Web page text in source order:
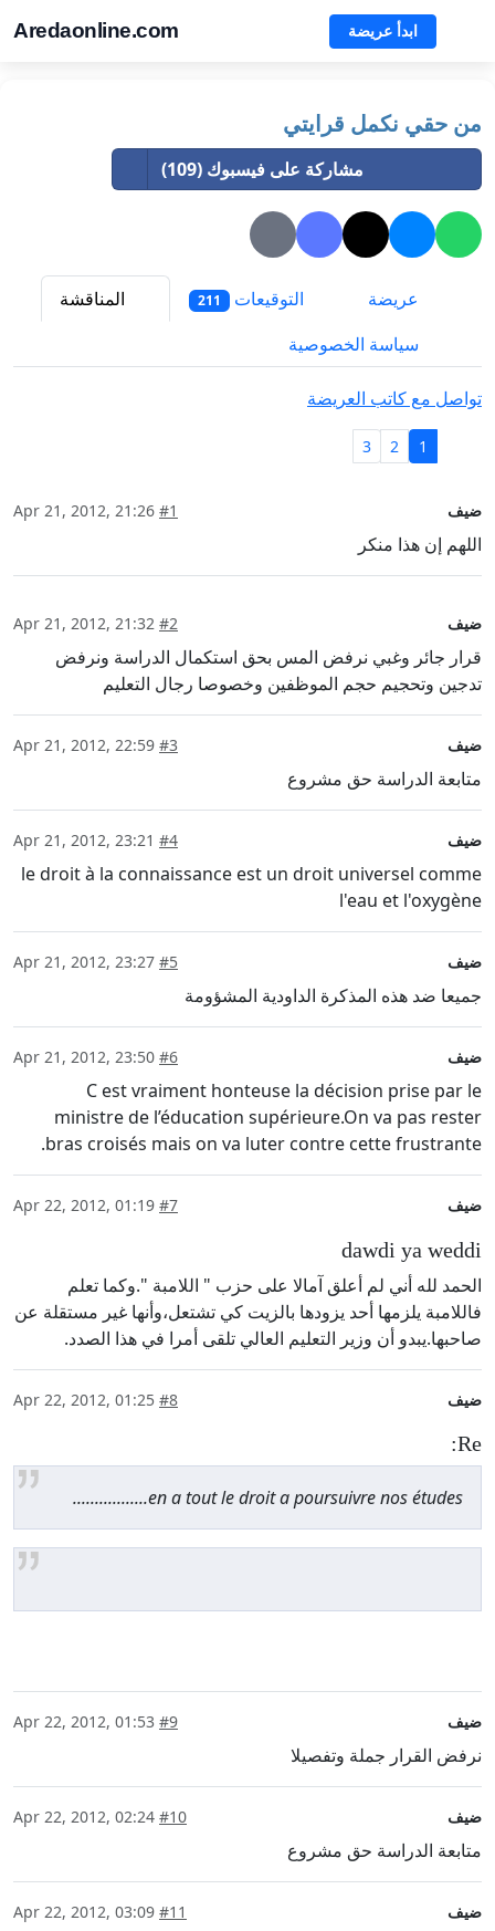
Aredaonline.com ابدأ عريضة
من حقي نكمل قرايتي
مشاركة على فيسبوك (109)
عريضة التوقيعات 211
المناقشة
سياسة الخصوصية
تواصل مع كاتب العريضة
1
2
3
ضيف #1
اللهم إن هذا منكر
ضيف #2
قرار جائر وغبي نرفض المس بحق استكمال الدراسة ونرفض
تدجين وتحجيم حجم الموظفين وخصوصا رجال التعليم
ضيف #3
متابعة الدراسة حق مشروع
ضيف #4
le droit à la connaissance est un droit universel comme
l'eau et l'oxygène
ضيف #5
جميعا ضد هذه المذكرة الداودية المشؤومة
ضيف #6
C est vraiment honteuse la décision prise par le
ministre de l’éducation supérieure.On va pas rester
bras croisés mais on va luter contre cette frustrante.
ضيف #7
dawdi ya weddi
الحمد لله أني لم أعلق آمالا على حزب " اللامبة ".وكما تعلم
فاللامبة يلزمها أحد يزودها بالزيت كي تشتعل،وأنها غير مستقلة عن
صاحبها.يبدو أن وزير التعليم العالي تلقى أمرا في هذا الصدد.
ضيف #8
Re:
en a tout le droit a poursuivre nos études.................
ضيف #9
نرفض القرار جملة وتفصيلا
ضيف #10
متابعة الدراسة حق مشروع
ضيف #11